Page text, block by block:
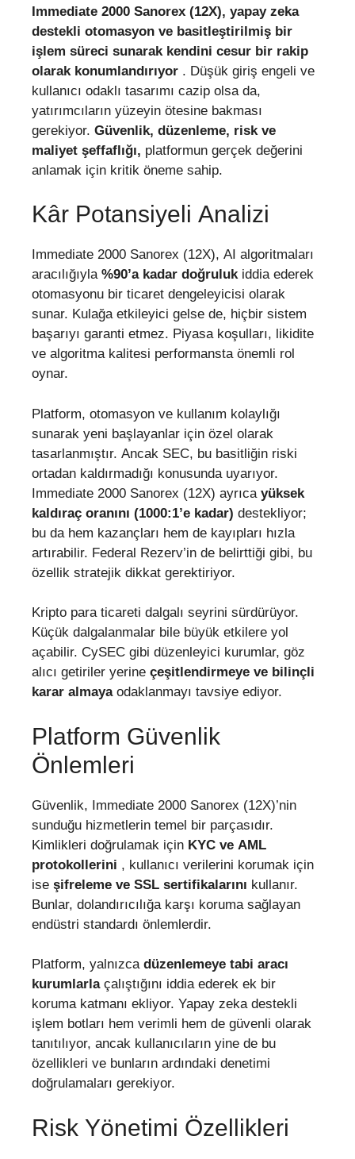
Immediate 2000 Sanorex (12X), yapay zeka
destekli otomasyon ve basitleştirilmiş bir
işlem süreci sunarak kendini cesur bir rakip
olarak konumlandırıyor . Düşük giriş engeli ve
kullanıcı odaklı tasarımı cazip olsa da,
yatırımcıların yüzeyin ötesine bakması
gerekiyor. Güvenlik, düzenleme, risk ve
maliyet şeffaflığı, platformun gerçek değerini
anlamak için kritik öneme sahip.
Kâr Potansiyeli Analizi
Immediate 2000 Sanorex (12X), AI algoritmaları
aracılığıyla %90’a kadar doğrulukiddia ederek
otomasyonu bir ticaret dengeleyicisi olarak
sunar. Kulağa etkileyici gelse de, hiçbir sistem
başarıyı garanti etmez. Piyasa koşulları, likidite
ve algoritma kalitesi performansta önemli rol
oynar.
Platform, otomasyon ve kullanım kolaylığı
sunarak yeni başlayanlar için özel olarak
tasarlanmıştır. Ancak SEC, bu basitliğin riski
ortadan kaldırmadığı konusunda uyarıyor.
Immediate 2000 Sanorex (12X) ayrıca yüksek
kaldıraç oranını (1000:1’e kadar) destekliyor;
bu da hem kazançları hem de kayıpları hızla
artırabilir. Federal Rezerv’in de belirttiği gibi, bu
özellik stratejik dikkat gerektiriyor.
Kripto para ticareti dalgalı seyrini sürdürüyor.
Küçük dalgalanmalar bile büyük etkilere yol
açabilir. CySEC gibi düzenleyici kurumlar, göz
alıcı getiriler yerine çeşitlendirmeye ve bilinçli
karar almayaodaklanmayı tavsiye ediyor.
Platform Güvenlik
Önlemleri
Güvenlik, Immediate 2000 Sanorex (12X)’nin
sunduğu hizmetlerin temel bir parçasıdır.
Kimlikleri doğrulamak için KYC ve AML
protokollerini , kullanıcı verilerini korumak için
ise şifreleme ve SSL sertifikalarını kullanır.
Bunlar, dolandırıcılığa karşı koruma sağlayan
endüstri standardı önlemlerdir.
Platform, yalnızca düzenlemeye tabi aracı
kurumlarlaçalıştığını iddia ederek ek bir
koruma katmanı ekliyor. Yapay zeka destekli
işlem botları hem verimli hem de güvenli olarak
tanıtılıyor, ancak kullanıcıların yine de bu
özellikleri ve bunların ardındaki denetimi
doğrulamaları gerekiyor.
Risk Yönetimi Özellikleri